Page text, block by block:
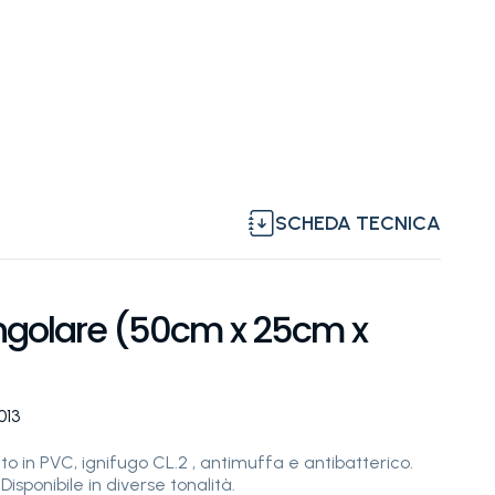
SCHEDA TECNICA
(50cm x 25cm x
in PVC, ignifugo CL.2 , antimuffa e antibatterico.
in diverse tonalità.